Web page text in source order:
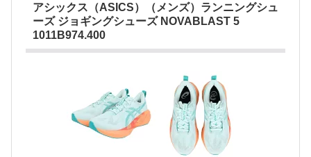
アシックス（ASICS）（メンズ）ランニングシュ
ーズ ジョギングシューズ NOVABLAST 5
1011B974.400